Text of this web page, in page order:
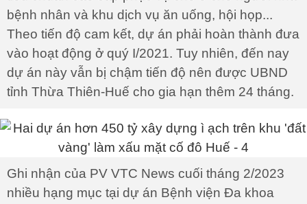
bệnh nhân và khu dịch vụ ăn uống, hội họp...
Theo tiến độ cam kết, dự án phải hoàn thành đưa
vào hoạt động ở quý I/2021. Tuy nhiên, đến nay
dự án này vẫn bị chậm tiến độ nên được UBND
tỉnh Thừa Thiên-Huế cho gia hạn thêm 24 tháng.
Ghi nhận của PV VTC News cuối tháng 2/2023
nhiều hạng mục tại dự án Bệnh viện Đa khoa